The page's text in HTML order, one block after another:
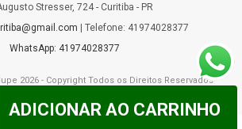
ADICIONAR AO CARRINHO
Stresser, 724 - Curitiba - PR
| Telefone: 41974028377
WhatsApp: 41974028377
2026 - Copyright Todos os Direitos Reservados -